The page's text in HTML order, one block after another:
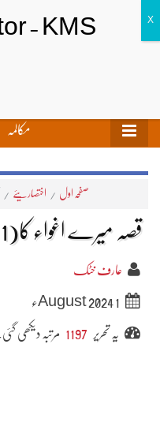
مکالمہ
صفحہ اول / اختصاریئے /
قصہ میرے اغواء کا(1)-عارف خٹک
عارف خٹک
1 August 2024ء
یہ تحریر 1197 مرتبہ دیکھی گئی۔